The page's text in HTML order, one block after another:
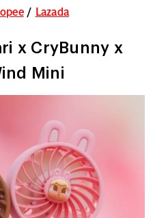
/Lazada
x CryBunny x
Mini